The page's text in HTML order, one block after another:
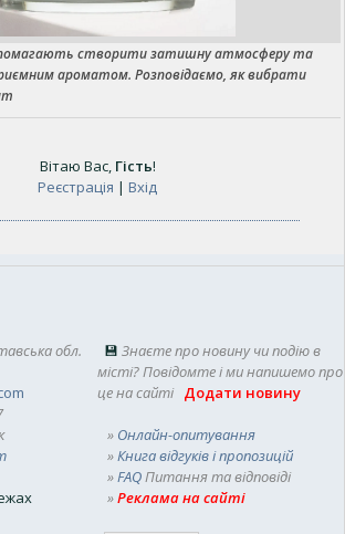
створити затишну атмосферу та
ароматом. Розповідаємо, як вибрати
Вітаю Вас, Гість!
Реєстрація | Вхід
обл.
💾 Знаєте про новину чи подію в
місті? Повідомте і ми напишемо про
це на сайті Додати новину
» Онлайн-опитування
»Книга відгуків і пропозицій
»FAQПитання та відповіді
»Реклама на сайті